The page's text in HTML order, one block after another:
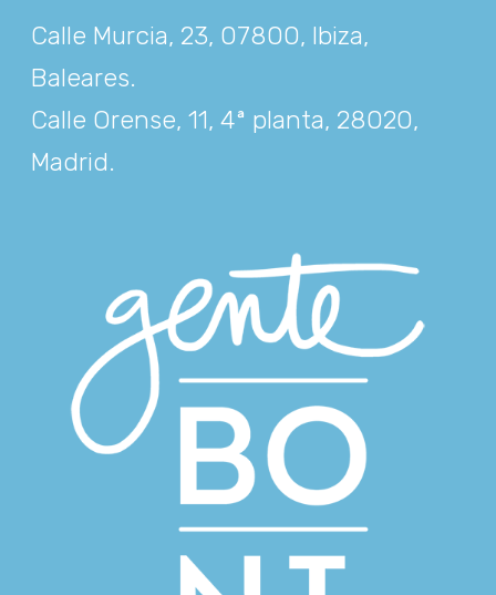
Calle Murcia, 23, 07800, Ibiza,
Baleares.
Calle Orense, 11, 4ª planta, 28020,
Madrid.